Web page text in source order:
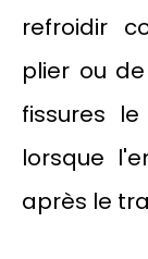
refroidir
plier ou
fissures
lorsque
après le